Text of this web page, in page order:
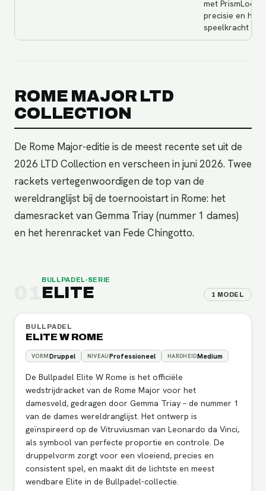
met PrismLock
precisie en
speelkracht
ROME MAJOR LTD
COLLECTION
De Rome Major-editie is de meest recente set uit de
2026 LTD Collection en verscheen in juni 2026. Twee
rackets vertegenwoordigen de top van de
wereldranglijst bij de toernooistart in Rome: het
damesracket van Gemma Triay (nummer 1 dames)
en het herenracket van Fede Chingotto.
BULLPADEL-SERIE
ELITE 1 MODEL
BULLPADEL
ELITE W ROME
VORMDruppel NIVEAUProfessioneel HARDHEIDMedium
De Bullpadel Elite W Rome is het officiële
wedstrijdracket van de Rome Major voor het
damesveld, gedragen door Gemma Triay – de nummer 1
van de dames wereldranglijst. Het ontwerp is
geïnspireerd op de Vitruviusman van Leonardo da Vinci,
als symbool van perfecte proportie en controle. De
druppelvorm zorgt voor een vloeiend, precies en
consistent spel, en maakt dit de lichtste en meest
wendbare Elite in de Bullpadel-collectie.